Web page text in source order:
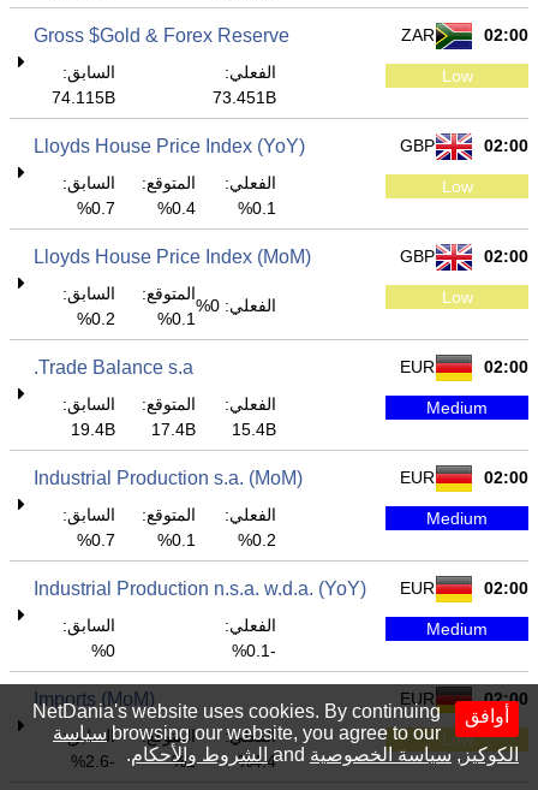
02:00
ZAR
Gross $Gold & Forex Reserve
Low
الفعلي:
73.451B
السابق:
74.115B
02:00
GBP
Lloyds House Price Index (YoY)
Low
الفعلي:
0.1%
المتوقع:
0.4%
السابق:
0.7%
02:00
GBP
Lloyds House Price Index (MoM)
Low الفعلي: 0%
المتوقع:
0.1%
السابق:
0.2%
02:00
EUR
Trade Balance s.a.
Medium
الفعلي:
15.4B
المتوقع:
17.4B
السابق:
19.4B
02:00
EUR
Industrial Production s.a. (MoM)
Medium
الفعلي:
0.2%
المتوقع:
0.1%
السابق:
0.7%
02:00
EUR
Industrial Production n.s.a. w.d.a. (YoY)
Medium
الفعلي:
-0.1%
السابق:
0%
02:00
EUR
Imports (MoM)
Low
الفعلي:
4.4%
المتوقع:
1%
السابق:
-2.6%
أوافق
NetDania's website uses cookies. By continuing
browsing our website, you agree to our سياسة
الكوكيز,سياسة الخصوصية الشروط والأحكام.